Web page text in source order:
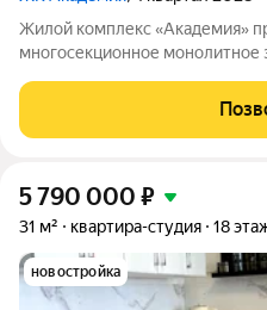
Жилой комплекс «Академия»
многосекционное монолитное
не осуществляется.
территории включает в себя
5 790 000 ₽
31 м² квартира-студия 18
новостройка